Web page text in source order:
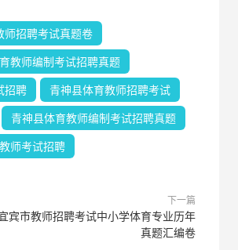
师招聘考试真题卷
教师编制考试招聘真题
招聘 青神县体育教师招聘考试
青神县体育教师编制考试招聘真题
师考试招聘
下一篇
宾市教师招聘考试中小学体育专业历年
真题汇编卷